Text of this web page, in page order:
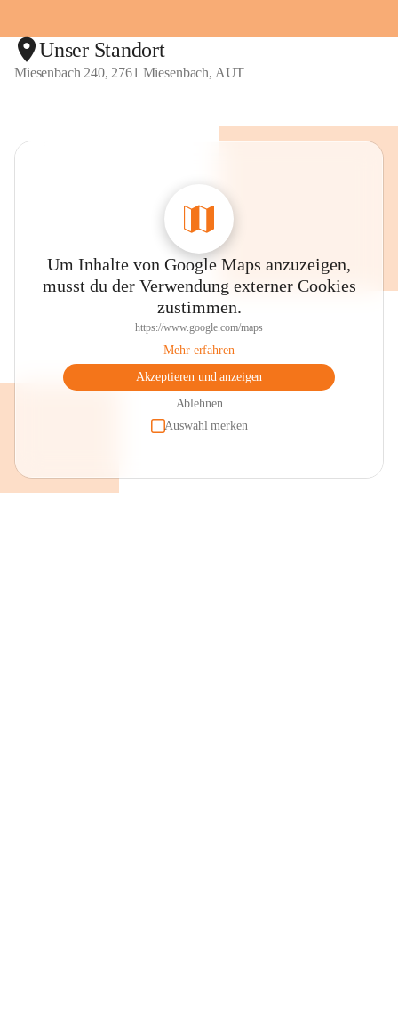
Unser Standort
Miesenbach 240, 2761 Miesenbach, AUT
Um Inhalte von Google Maps anzuzeigen,
musst du der Verwendung externer Cookies
zustimmen.
https://www.google.com/maps
Mehr erfahren
Akzeptieren und anzeigen
Ablehnen
Auswahl merken